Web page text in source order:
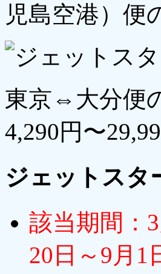
児島空港）便
東京⇔大分便
4,290円〜
ジェットス
該当期間：
20日～9月1